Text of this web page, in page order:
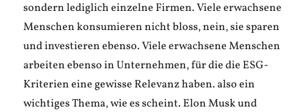
sondern lediglich einzelne Firmen. Viele erwachsene
Menschen konsumieren nicht bloss, nein, sie sparen
und investieren ebenso. Viele erwachsene Menschen
arbeiten ebenso in Unternehmen, für die die ESG-
Kriterien eine gewisse Relevanz haben. also ein
wichtiges Thema, wie es scheint. Elon Musk und